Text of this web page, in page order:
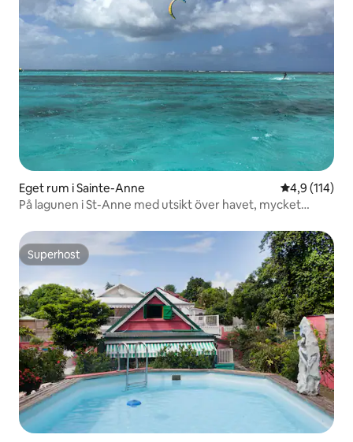
Eget rum i Sainte-Anne 4,9 av 5 i
4,9 (114)
På lagunen i St-Anne med utsikt över havet, mycket
Superhost
Superhost